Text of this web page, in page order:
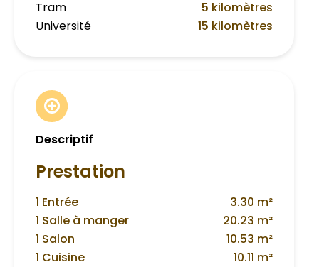
Tram
5 kilomètres
Université
15 kilomètres
Descriptif
Prestation
1 Entrée
3.30 m²
1 Salle à manger
20.23 m²
1 Salon
10.53 m²
1 Cuisine
10.11 m²